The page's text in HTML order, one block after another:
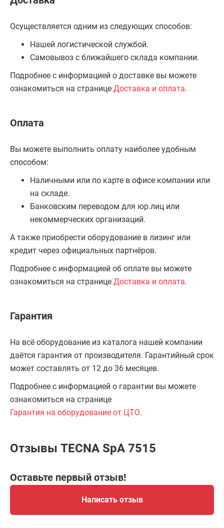
Осуществляется одним из следующих способов:
Нашей логистической службой.
Самовывоз с ближайшего склада компании.
Подробнее с информацией о доставке вы можете
ознакомиться на странице Доставка и оплата.
Оплата
Вы можете выполнить оплату наиболее удобным
способом:
Наличными или по карте в офисе компании или
на складе.
Банковским переводом для юр.лиц или
некоммерческих организаций.
А также приобрести оборудование в лизинг или
кредит через официальных партнёров.
Подробнее с информацией об оплате вы можете
ознакомиться на странице Доставка и оплата.
Гарантия
На всё оборудование из каталога нашей компании
даётся гарантия от производителя. Гарантийный срок
может составлять от 12 до 36 месяцев.
Подробнее с информацией о гарантии вы можете
ознакомиться на странице
Гарантия на оборудование от ЦТО.
Отзывы TECNA SpA 7515
Оставьте первый отзыв!
Написать отзыв